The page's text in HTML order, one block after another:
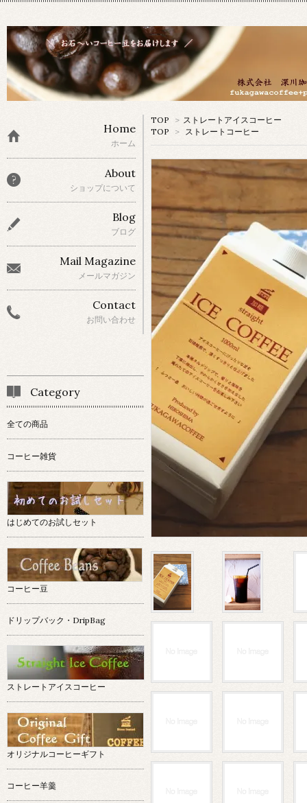
TOP > ストレートアイスコーヒー
TOP
> ストレートコーヒー
Home
ホーム
About
ショップについて
Blog
ブログ
Mail Magazine
メールマガジン
Contact
お問い合わせ
Category
全ての商品
コーヒー雑貨
はじめてのお試しセット
コーヒー豆
ドリップバック・DripBag
ストレートアイスコーヒー
オリジナルコーヒーギフト
コーヒー羊羹